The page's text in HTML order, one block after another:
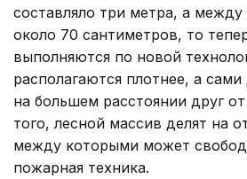
составляло три метра, а
около 70 сантиметров, то
выполняются по новой
располагаются плотнее, а
на большем расстоянии друг
того, лесной массив делят на
между которыми может
пожарная техника.